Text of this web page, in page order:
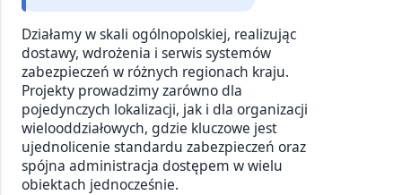
Działamy w skali ogólnopolskiej, realizując
dostawy, wdrożenia i serwis systemów
zabezpieczeń w różnych regionach kraju.
Projekty prowadzimy zarówno dla
pojedynczych lokalizacji, jak i dla organizacji
wielooddziałowych, gdzie kluczowe jest
ujednolicenie standardu zabezpieczeń oraz
spójna administracja dostępem w wielu
obiektach jednocześnie.